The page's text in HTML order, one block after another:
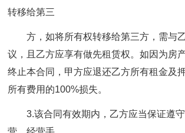
转移给第三
方，如将所有权转移给第三方，需与
议，且乙方应享有做先租赁权。如因为房
终止本合同，甲方应退还乙方所有租金及
所有费用的100%损失。
3.该合同有效期内，乙方应当保证遵